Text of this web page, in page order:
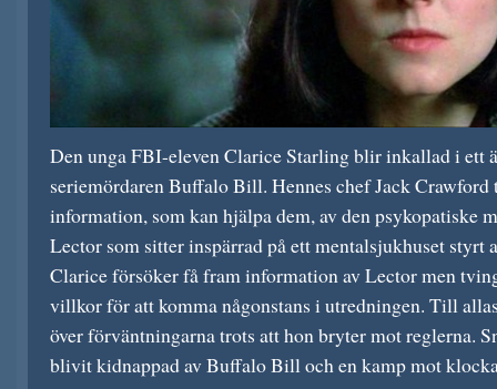
Den unga FBI-eleven Clarice Starling blir inkallad i ett
seriemördaren Buffalo Bill. Hennes chef Jack
information, som kan hjälpa dem, av den psykopatiske
Lector som sitter inspärrad på ett mentalsjukhuset styrt
Clarice försöker få fram information av Lector men
villkor för att komma någonstans i utredningen. Till
över förväntningarna trots att hon bryter mot reglerna.
blivit kidnappad av Buffalo Bill och en kamp mot